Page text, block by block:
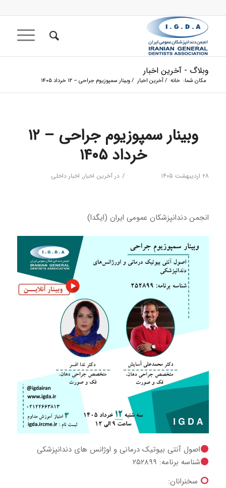
وبلاگ - آخرین اخبار
مکان شما: خانه / آخرین اخبار / وبینار سمپوزیوم جراحی – ۱۲ خرداد ۱۴۰۵
وبینار سمپوزیوم جراحی – ۱۲
خرداد ۱۴۰۵
۲۸ اردیبهشت ۱۴۰۵ / درآخرین اخبار, اخبار داخلی
انجمن دندانپزشکان عمومی ایران (ایگدا)
اصول آنتی بیوتیک درمانی و اوژانس های دندانپزشکی
شناسه برنامه: ۲۵۲۸۹۹
سخنرانان: